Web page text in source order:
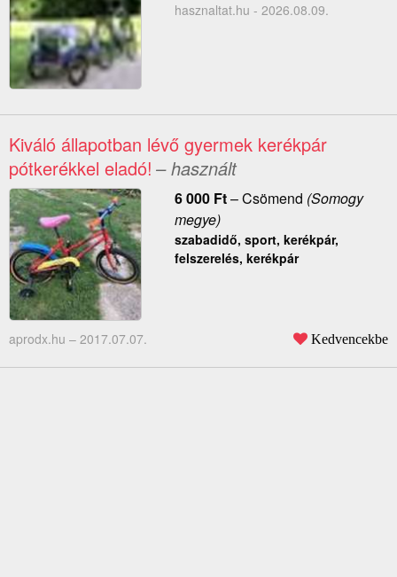
hasznaltat.hu - 2026.08.09.
Kiváló állapotban lévő gyermek kerékpár
pótkerékkel eladó! – használt
6 000 Ft–Csömend (Somogy
megye)
szabadidő, sport, kerékpár,
felszerelés, kerékpár
aprodx.hu – 2017.07.07. Kedvencekbe